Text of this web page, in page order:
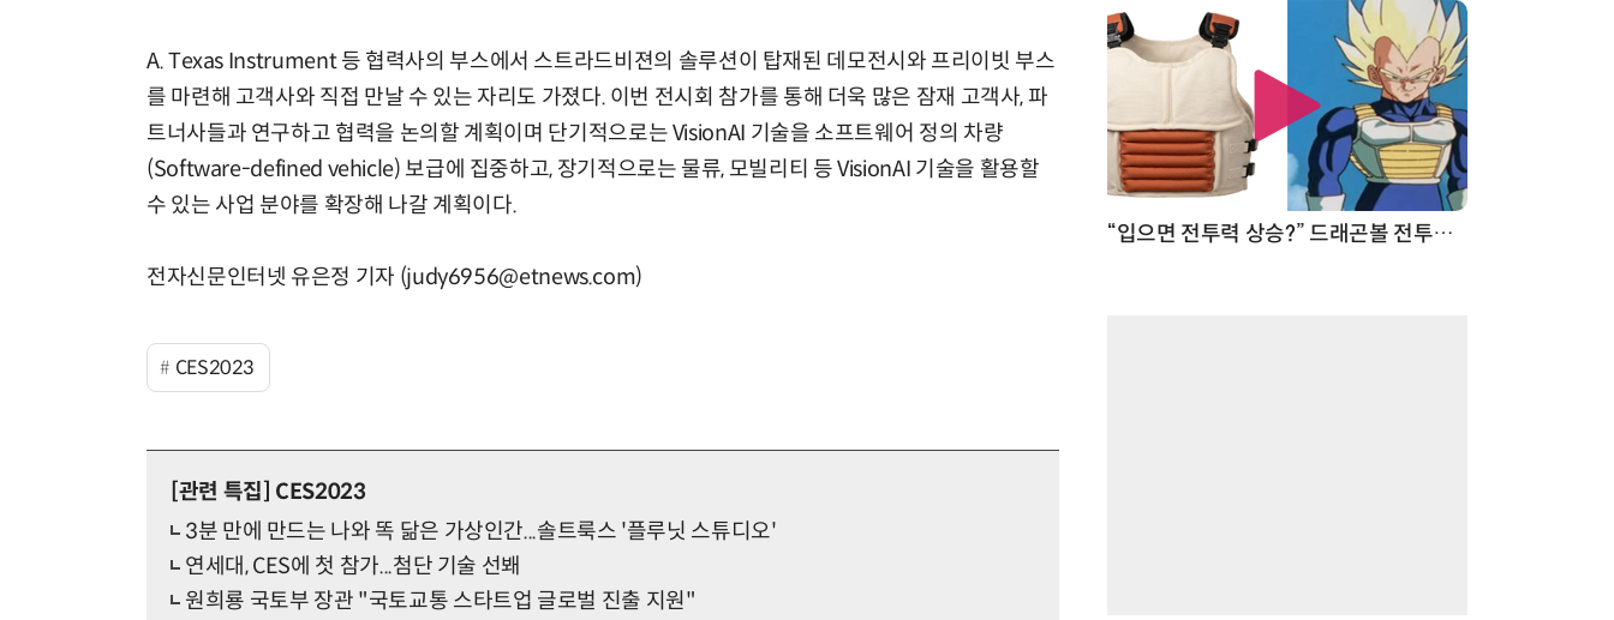
A. Texas Instrument 등 협력사의 부스에서 스트라드비젼의 솔루션이 탑재된 데모전시와 프리이빗 부스
를 마련해 고객사와 직접 만날 수 있는 자리도 가졌다. 이번 전시회 참가를 통해 더욱 많은 잠재 고객사, 파
트너사들과 연구하고 협력을 논의할 계획이며 단기적으로는 VisionAI 기술을 소프트웨어 정의 차량
(Software-defined vehicle) 보급에 집중하고, 장기적으로는 물류, 모빌리티 등 VisionAI 기술을 활용할
수 있는 사업 분야를 확장해 나갈 계획이다.
전자신문인터넷 유은정 기자 (judy6956@etnews.com)
CES2023
[관련 특집] CES2023
3분 만에 만드는 나와 똑 닮은 가상인간...솔트룩스 '플루닛 스튜디오'
연세대, CES에 첫 참가...첨단 기술 선봬
원희룡 국토부 장관 "국토교통 스타트업 글로벌 진출 지원"
“입으면 전투력 상승?” 드래곤볼 전투복 닮은 중량조끼